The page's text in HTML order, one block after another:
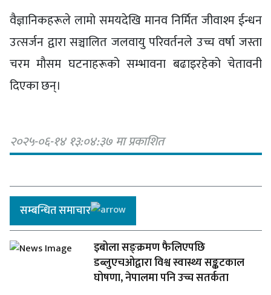
वैज्ञानिकहरूले लामो समयदेखि मानव निर्मित जीवाश्म ईन्धन
उत्सर्जन द्वारा सञ्चालित जलवायु परिवर्तनले उच्च वर्षा जस्ता
चरम मौसम घटनाहरूको सम्भावना बढाइरहेको चेतावनी
दिएका छन्।
२०२५-०६-१४ १३:०४:३७ मा प्रकाशित
सम्बन्धित समाचार
इबोला सङ्क्रमण फैलिएपछि
डब्लुएचओद्वारा विश्व स्वास्थ्य सङ्कटकाल
घोषणा, नेपालमा पनि उच्च सतर्कता